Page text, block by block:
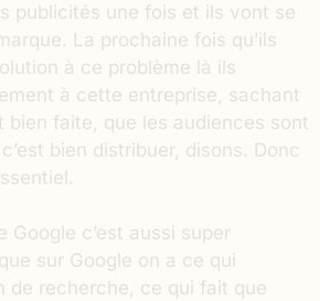
publicités une fois et ils vont se
La prochaine fois qu’ils
à ce problème là ils
à cette entreprise, sachant
bien faite, que les audiences sont
bien distribuer, disons. Donc
Google c’est aussi super
sur Google on a ce qui
de recherche, ce qui fait que